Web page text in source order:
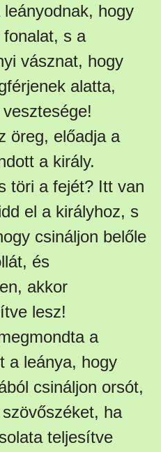
hogy
s a
vásznat, hogy
alatta,
öreg, előadja a
a király.
töri a fejét? Itt van
el a királyhoz, s
csináljon belőle
és
akkor
lesz!
a
a leánya, hogy
csináljon orsót,
ha
teljesítve